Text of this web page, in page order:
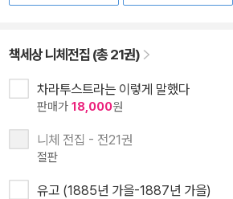
책세상 니체전집 (총 21권)
차라투스트라는 이렇게 말했다
판매가 18,000원
니체 전집 - 전21권
절판
유고 (1885년 가을-1887년 가을)